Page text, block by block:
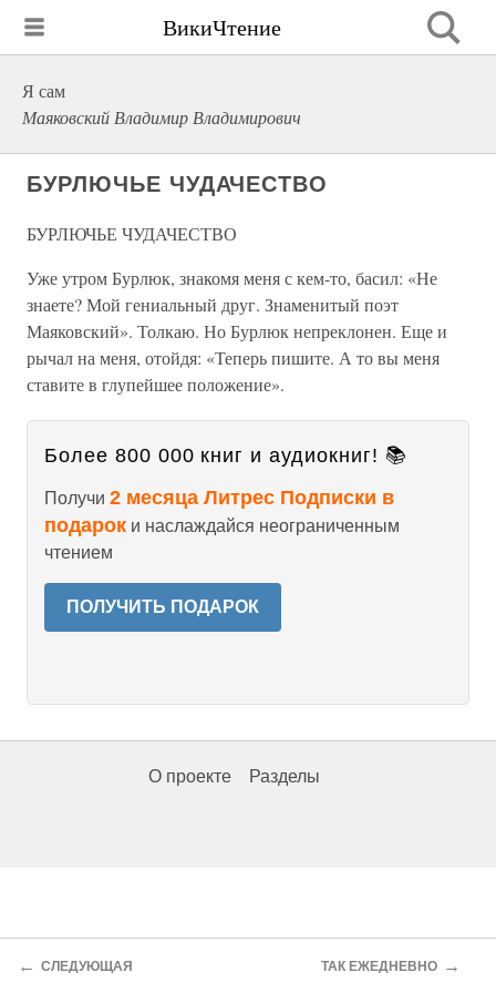
ВикиЧтение
Я сам
Маяковский Владимир Владимирович
БУРЛЮЧЬЕ ЧУДАЧЕСТВО
БУРЛЮЧЬЕ ЧУДАЧЕСТВО
Уже утром Бурлюк, знакомя меня с кем-то, басил: «Не
знаете? Мой гениальный друг. Знаменитый поэт
Маяковский». Толкаю. Но Бурлюк непреклонен. Еще и
рычал на меня, отойдя: «Теперь пишите. А то вы меня
ставите в глупейшее положение».
Более 800 000 книг и аудиокниг! 📚
Получи 2 месяца Литрес Подписки в
подарок и наслаждайся неограниченным
чтением
ПОЛУЧИТЬ ПОДАРОК
О проекте Разделы
← СЛЕДУЮЩАЯ ТАК ЕЖЕДНЕВНО →